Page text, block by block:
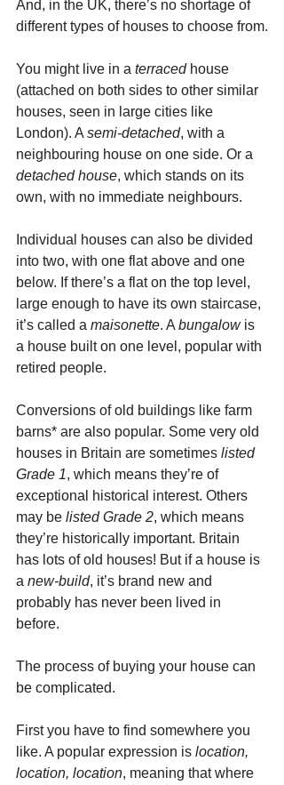
And, in the UK, there’s no shortage of
different types of houses to choose from.
You might live in a terraced house
(attached on both sides to other similar
houses, seen in large cities like
London). A semi-detached, with a
neighbouring house on one side. Or a
detached house, which stands on its
own, with no immediate neighbours.
Individual houses can also be divided
into two, with one flat above and one
below. If there’s a flat on the top level,
large enough to have its own staircase,
it’s called a maisonette. A bungalow is
a house built on one level, popular with
retired people.
Conversions of old buildings like farm
barns* are also popular. Some very old
houses in Britain are sometimes listed
Grade 1, which means they’re of
exceptional historical interest. Others
may be listed Grade 2, which means
they’re historically important. Britain
has lots of old houses! But if a house is
a new-build, it’s brand new and
probably has never been lived in
before.
The process of buying your house can
be complicated.
First you have to find somewhere you
like. A popular expression is location,
location, location, meaning that where